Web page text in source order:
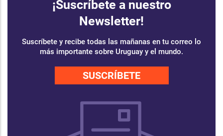
¡Suscríbete a nuestro
Newsletter!
Suscríbete y recibe todas las mañanas en tu correo lo
más importante sobre Uruguay y el mundo.
SUSCRÍBETE